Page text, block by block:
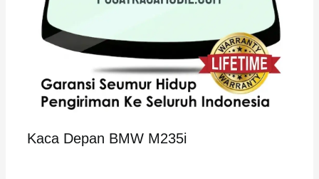
Kaca Depan BMW M235i